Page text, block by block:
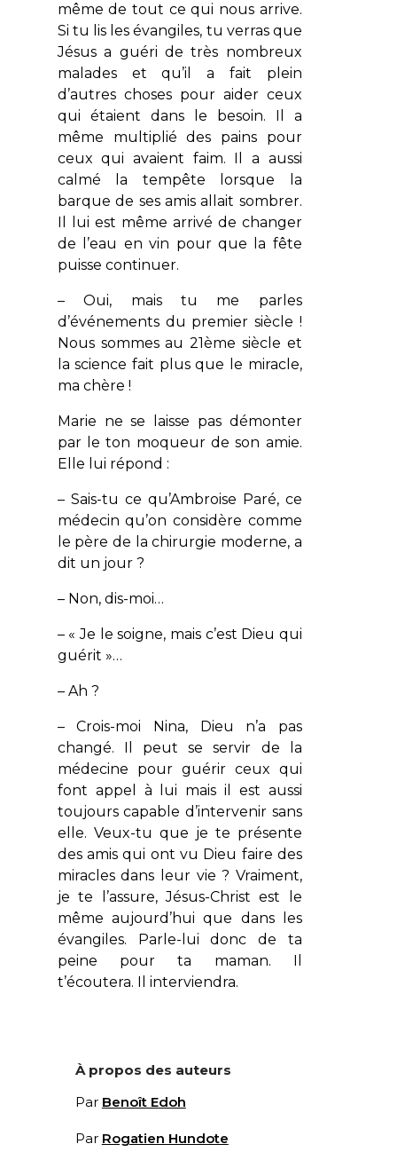
même de tout ce qui nous arrive.
Si tu lis les évangiles, tu verras que
Jésus a guéri de très nombreux
malades et qu’il a fait plein
d’autres choses pour aider ceux
qui étaient dans le besoin. Il a
même multiplié des pains pour
ceux qui avaient faim. Il a aussi
calmé la tempête lorsque la
barque de ses amis allait sombrer.
Il lui est même arrivé de changer
de l’eau en vin pour que la fête
puisse continuer.
– Oui, mais tu me parles
d’événements du premier siècle !
Nous sommes au 21ème siècle et
la science fait plus que le miracle,
ma chère !
Marie ne se laisse pas démonter
par le ton moqueur de son amie.
Elle lui répond :
– Sais-tu ce qu’Ambroise Paré, ce
médecin qu’on considère comme
le père de la chirurgie moderne, a
dit un jour ?
– Non, dis-moi…
– « Je le soigne, mais c’est Dieu qui
guérit »…
– Ah ?
– Crois-moi Nina, Dieu n’a pas
changé. Il peut se servir de la
médecine pour guérir ceux qui
font appel à lui mais il est aussi
toujours capable d’intervenir sans
elle. Veux-tu que je te présente
des amis qui ont vu Dieu faire des
miracles dans leur vie ? Vraiment,
je te l’assure, Jésus-Christ est le
même aujourd’hui que dans les
évangiles. Parle-lui donc de ta
peine pour ta maman. Il
t’écoutera. Il interviendra.
À propos des auteurs
Par Benoît Edoh
Par Rogatien Hundote